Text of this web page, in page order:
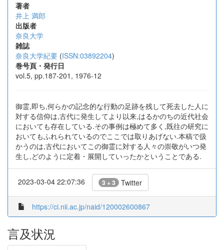
著者
井上 満郎
出版者
奈良大学
雑誌
奈良大学紀要 (ISSN:03892204)
巻号頁・発行日
vol.5, pp.187-201, 1976-12
御霊,即ち,何らかの記念的な行動の足跡を残して死去した人に
対する信仰は,古代に発生してより以来,はるかのちの近代社会
においても存在している.その事例は極めて多く,既往の研究に
おいてもふれられているのでここでは取りあげない.本稿で扱
かうのは,古代においてこの御霊に対する人々の崇敬がいつ発
生し,どのように定着・展開していったかということである.
2023-03-04 22:07:36 3 + 3 Twitter
https://ci.nii.ac.jp/naid/120002600867
言及状況